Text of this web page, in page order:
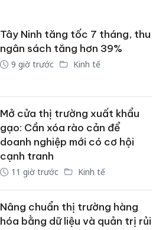
Tây Ninh tăng tốc 7 tháng, thu
ngân sách tăng hơn 39%
9 giờ trước Kinh tế
Mở cửa thị trường xuất khẩu
gạo: Cần xóa rào cản để
doanh nghiệp mới có cơ hội
cạnh tranh
11 giờ trước Kinh tế
Nâng chuẩn thị trường hàng
hóa bằng dữ liệu và quản trị rủi